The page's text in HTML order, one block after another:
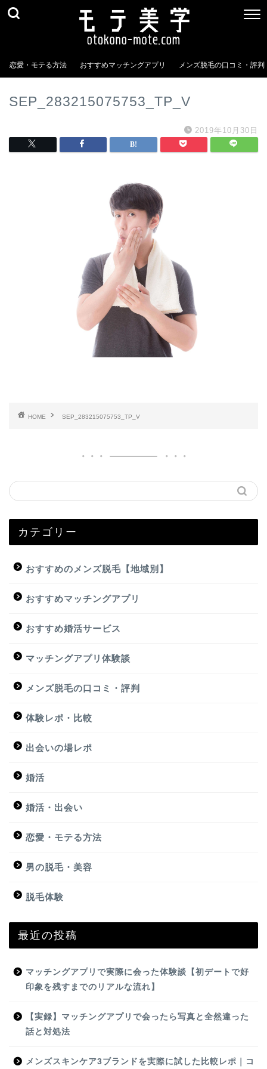
恋愛・モテる方法 おすすめマッチングアプリ メンズ脱毛の口コミ・評判
SEP_283215075753_TP_V
2019年10月30日
HOME SEP_283215075753_TP_V
カテゴリー
おすすめのメンズ脱毛【地域別】
おすすめマッチングアプリ
おすすめ婚活サービス
マッチングアプリ体験談
メンズ脱毛の口コミ・評判
体験レポ・比較
出会いの場レポ
婚活
婚活・出会い
恋愛・モテる方法
男の脱毛・美容
脱毛体験
最近の投稿
マッチングアプリで実際に会った体験談【初デートで好
印象を残すまでのリアルな流れ】
【実録】マッチングアプリで会ったら写真と全然違った
話と対処法
メンズスキンケア3ブランドを実際に試した比較レポ｜コ